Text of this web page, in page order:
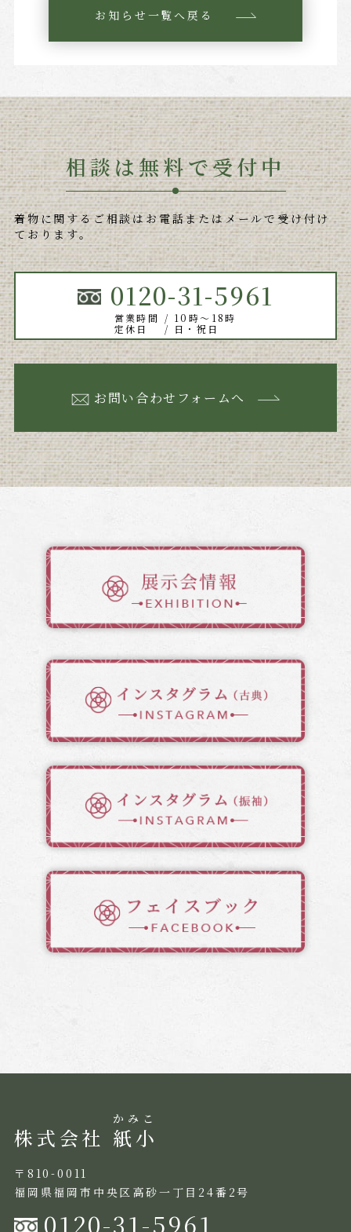
お知らせ一覧へ戻る
相談は無料で受付中
着物に関するご相談はお電話またはメールで受け付け
ております。
0120-31-5961
営業時間
10時～18時
定休日
日・祝日
お問い合わせフォームへ
株式会社 紙小
〒810-0011
福岡県福岡市中央区高砂一丁目24番2号
0120-31-5961